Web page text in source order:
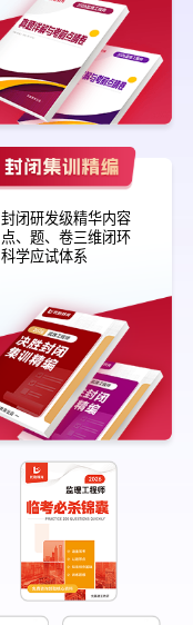
封闭研发级精华内容
点、题、卷三维闭环
科学应试体系